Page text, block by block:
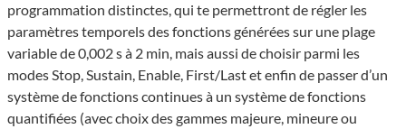
programmation distinctes, qui te permettront de régler les
paramètres temporels des fonctions générées sur une plage
variable de 0,002 s à 2 min, mais aussi de choisir parmi les
modes Stop, Sustain, Enable, First/Last et enfin de passer d’un
système de fonctions continues à un système de fonctions
quantifiées (avec choix des gammes majeure, mineure ou